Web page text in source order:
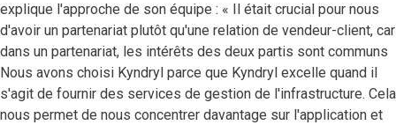
explique l'approche de son équipe : « Il était crucial pour nous
d'avoir un partenariat plutôt qu'une relation de vendeur-client, car
dans un partenariat, les intérêts des deux partis sont communs
Nous avons choisi Kyndryl parce que Kyndryl excelle quand il
s'agit de fournir des services de gestion de l'infrastructure. Cela
nous permet de nous concentrer davantage sur l'application et